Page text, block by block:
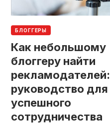
БЛОГГЕРЫ
Как небольшому
блоггеру найти
рекламодателей:
руководство для
успешного
сотрудничества